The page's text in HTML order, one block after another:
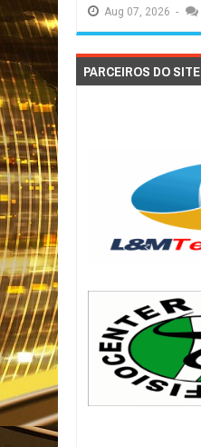
Aug 07, 2026 -
PARCEIROS DO SITE